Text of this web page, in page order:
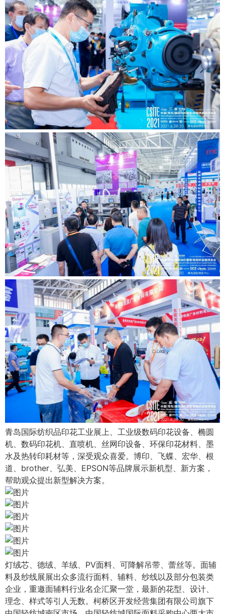
青岛国际纺织品印花工业展上、工业级数码印花设备、椭圆
机、数码印花机、直喷机、丝网印设备、环保印花材料、墨
水及热转印耗材等，深受观众喜爱。博印、飞蝶、宏华、根
道、brother、弘美、EPSON等品牌展示新机型、新方案，
帮助观众提出新型解决方案。
灯绒芯、德绒、羊绒、PV面料、可降解吊带、蕾丝等。面辅
料及纱线展展出众多流行面料、辅料、纱线以及部分包装类
企业，重邀面辅料行业名企汇聚一堂，最新的花型、设计、
理念、样式等引人无数。柯桥区开发经营集团有限公司旗下